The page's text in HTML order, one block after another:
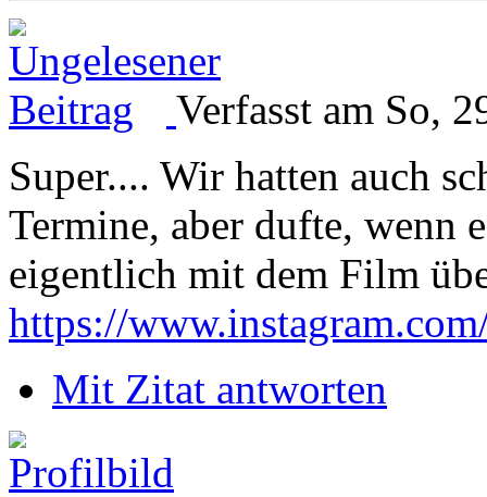
Verfasst am So,
Super.... Wir hatten auch
Termine, aber dufte, wenn
eigentlich mit dem Film
https://
Mit Zitat antworten